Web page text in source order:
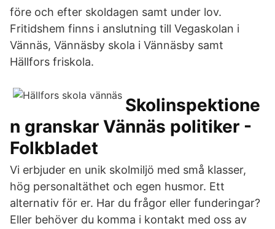
före och efter skoldagen samt under lov.
Fritidshem finns i anslutning till Vegaskolan i
Vännäs, Vännäsby skola i Vännäsby samt
Hällfors friskola.
Skolinspektione
n granskar Vännäs politiker -
Folkbladet
Vi erbjuder en unik skolmiljö med små klasser,
hög personaltäthet och egen husmor. Ett
alternativ för er. Har du frågor eller funderingar?
Eller behöver du komma i kontakt med oss av